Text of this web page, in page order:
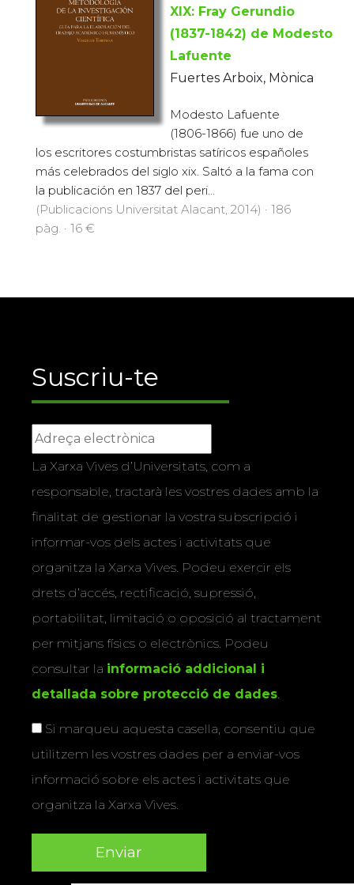
XIX: Fray Gerundio
(1837-1842) de Modesto
Lafuente
Fuertes Arboix, Mònica
Modesto Lafuente
(1806-1866) fue uno de
los escritores costumbristas satíricos españoles
más celebrados del siglo xix. Saltó a la fama con
la publicación en 1837 del peri...
(Publicacions Universitat Alacant, 2014) · 186
pàg. · 16 €
Suscriu-te
La Xarxa Vives d’Universitats, com a
responsable, tractarà les vostres dades amb la
finalitat de gestionar la vostra subscripció i
informar-vos dels actes i activitats que
organitza la Xarxa Vives. Podeu exercir els
drets d’accés, rectificació, supressió,
portabilitat, limitació o oposició al tractament
per mitjans físics o electrònics. Podeu
consultar la informació addicional i
detallada sobre protecció de dades.
Si marqueu aquesta casella, consentiu que
utilitzem les vostres dades per a enviar-vos
informació sobre els actes i activitats que
organitza la Xarxa Vives.